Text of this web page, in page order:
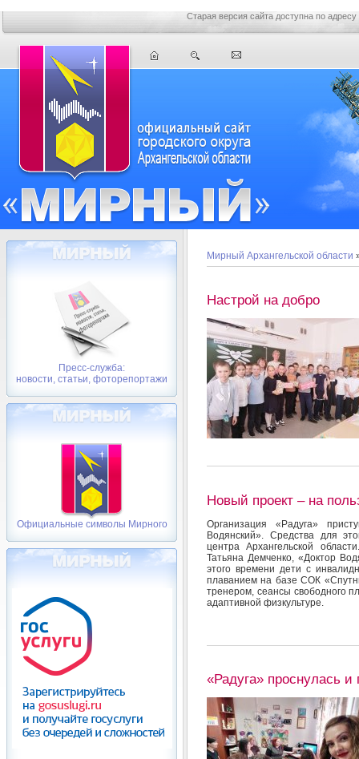
Старая версия сайта доступна по адресу
Пресс-служба:
новости, статьи, фоторепортажи
Официальные символы Мирного
Мирный Архангельской области
Настрой на добро
Новый проект – на
Организация «Радуга»
Водянский». Средства для
центра Архангельской
Татьяна Демченко, «Доктор
этого времени дети с
плаванием на базе СОК
тренером, сеансы свободного
адаптивной физкультуре.
«Радуга» проснулась и